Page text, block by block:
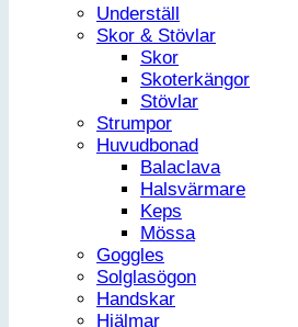
Underställ
Skor & Stövlar
Skor
Skoterkängor
Stövlar
Strumpor
Huvudbonad
Balaclava
Halsvärmare
Keps
Mössa
Goggles
Solglasögon
Handskar
Hjälmar